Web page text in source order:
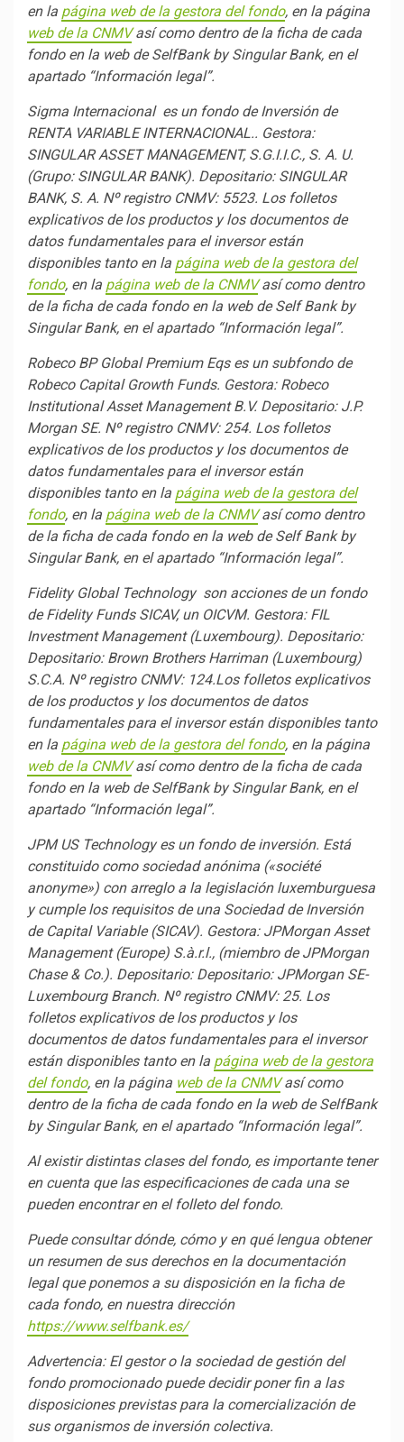
en la página web de la gestora del fondo, en la página
web de la CNMVasí como dentro de la ficha de cada
fondo en la web de SelfBank by Singular Bank, en el
apartado “Información legal”.
Sigma Internacional es un fondo de Inversión de
RENTA VARIABLE INTERNACIONAL.. Gestora:
SINGULAR ASSET MANAGEMENT, S.G.I.I.C., S. A. U.
(Grupo: SINGULAR BANK). Depositario: SINGULAR
BANK, S. A. Nº registro CNMV: 5523. Los folletos
explicativos de los productos y los documentos de
datos fundamentales para el inversor están
disponibles tanto en la página web de la gestora del
fondo, en la página web de la CNMV así como dentro
de la ficha de cada fondo en la web de Self Bank by
Singular Bank, en el apartado “Información legal”.
Robeco BP Global Premium Eqs es un subfondo de
Robeco Capital Growth Funds. Gestora: Robeco
Institutional Asset Management B.V. Depositario: J.P.
Morgan SE. Nº registro CNMV: 254. Los folletos
explicativos de los productos y los documentos de
datos fundamentales para el inversor están
disponibles tanto en la página web de la gestora del
fondo, en la página web de la CNMV así como dentro
de la ficha de cada fondo en la web de Self Bank by
Singular Bank, en el apartado “Información legal”.
Fidelity Global Technology son acciones de un fondo
de Fidelity Funds SICAV, un OICVM. Gestora: FIL
Investment Management (Luxembourg). Depositario:
Depositario: Brown Brothers Harriman (Luxembourg)
S.C.A. Nº registro CNMV: 124.Los folletos explicativos
de los productos y los documentos de datos
fundamentales para el inversor están disponibles tanto
en la página web de la gestora del fondo, en la página
web de la CNMV así como dentro de la ficha de cada
fondo en la web de SelfBank by Singular Bank, en el
apartado “Información legal”.
JPM US Technology es un fondo de inversión. Está
constituido como sociedad anónima («société
anonyme») con arreglo a la legislación luxemburguesa
y cumple los requisitos de una Sociedad de Inversión
de Capital Variable (SICAV). Gestora: JPMorgan Asset
Management (Europe) S.à.r.l., (miembro de JPMorgan
Chase & Co.). Depositario: Depositario: JPMorgan SE-
Luxembourg Branch. Nº registro CNMV: 25. Los
folletos explicativos de los productos y los
documentos de datos fundamentales para el inversor
están disponibles tanto en la página web de la gestora
del fondo, en la página web de la CNMV así como
dentro de la ficha de cada fondo en la web de SelfBank
by Singular Bank, en el apartado “Información legal”.
Al existir distintas clases del fondo, es importante tener
en cuenta que las especificaciones de cada una se
pueden encontrar en el folleto del fondo.
Puede consultar dónde, cómo y en qué lengua obtener
un resumen de sus derechos en la documentación
legal que ponemos a su disposición en la ficha de
cada fondo, en nuestra dirección
https://www.selfbank.es/
Advertencia: El gestor o la sociedad de gestión del
fondo promocionado puede decidir poner fin a las
disposiciones previstas para la comercialización de
sus organismos de inversión colectiva.